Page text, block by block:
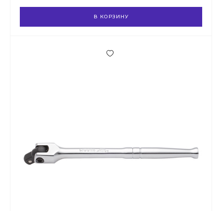
В КОРЗИНУ